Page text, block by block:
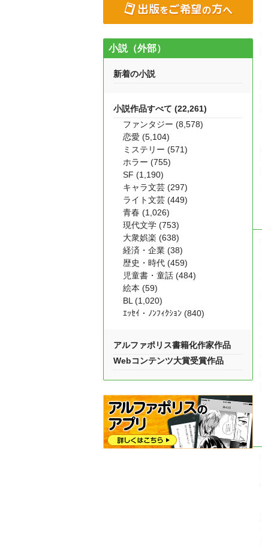
小説（外部）
新着の小説
小説作品すべて (22,261)
ファンタジー (8,578)
恋愛 (5,104)
ミステリー (571)
ホラー (755)
SF (1,190)
キャラ文芸 (297)
ライト文芸 (449)
青春 (1,026)
現代文学 (753)
大衆娯楽 (638)
経済・企業 (38)
歴史・時代 (459)
児童書・童話 (484)
絵本 (59)
BL (1,020)
ｴｯｾｲ・ﾉﾝﾌｨｸｼｮﾝ (840)
アルファポリス書籍化作家作品
Webコンテンツ大賞受賞作品